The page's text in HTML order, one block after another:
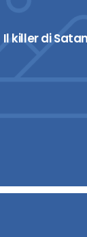
Il killer di